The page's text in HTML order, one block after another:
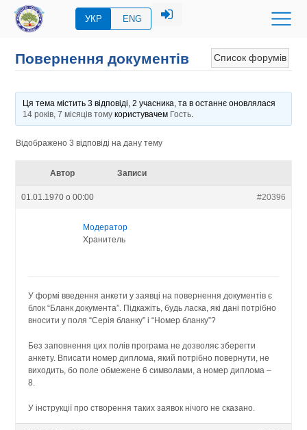
УКР ENG
Список форумів
Повернення документів
Ця тема містить 3 відповіді, 2 учасника, та в останнє оновлялася
14 років, 7 місяців томукористувачем Гость.
Відображено 3 відповіді на дану тему
Автор Записи
01.01.1970 о 00:00 #20396
Модератор
Хранитель
У формі введення анкети у заявці на повернення документів є
блок “Бланк документа”. Підкажіть, будь ласка, які дані потрібно
вносити у поля “Серія бланку” і “Номер бланку”?
Без заповнення цих полів програма не дозволяє зберегти
анкету. Вписати номер диплома, який потрібно повернути, не
виходить, бо поле обмежене 6 символами, а номер диплома –
8.
У інструкції про створення таких заявок нічого не сказано.